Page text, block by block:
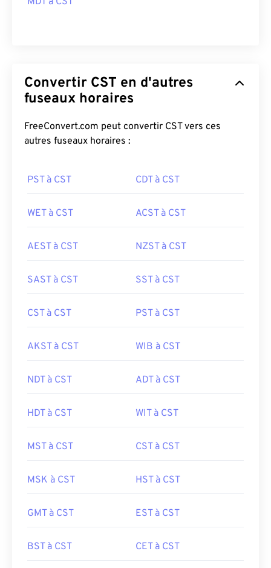
Convertir CST en d'autres
fuseaux horaires
FreeConvert.com peut convertir CST vers ces
autres fuseaux horaires :
PST à CST CDT à CST
WET à CST ACST à CST
AEST à CST NZST à CST
SAST à CST SST à CST
CST à CST PST à CST
AKST à CST WIB à CST
NDT à CST ADT à CST
HDT à CST WIT à CST
MST à CST CST à CST
MSK à CST HST à CST
GMT à CST EST à CST
BST à CST CET à CST